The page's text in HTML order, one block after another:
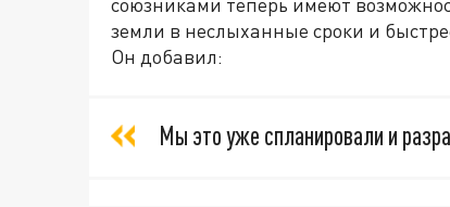
земли в неслыханные сроки и
Он добавил:
Мы это уже спланировали и